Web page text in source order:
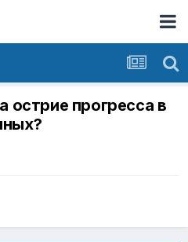
острие прогресса в